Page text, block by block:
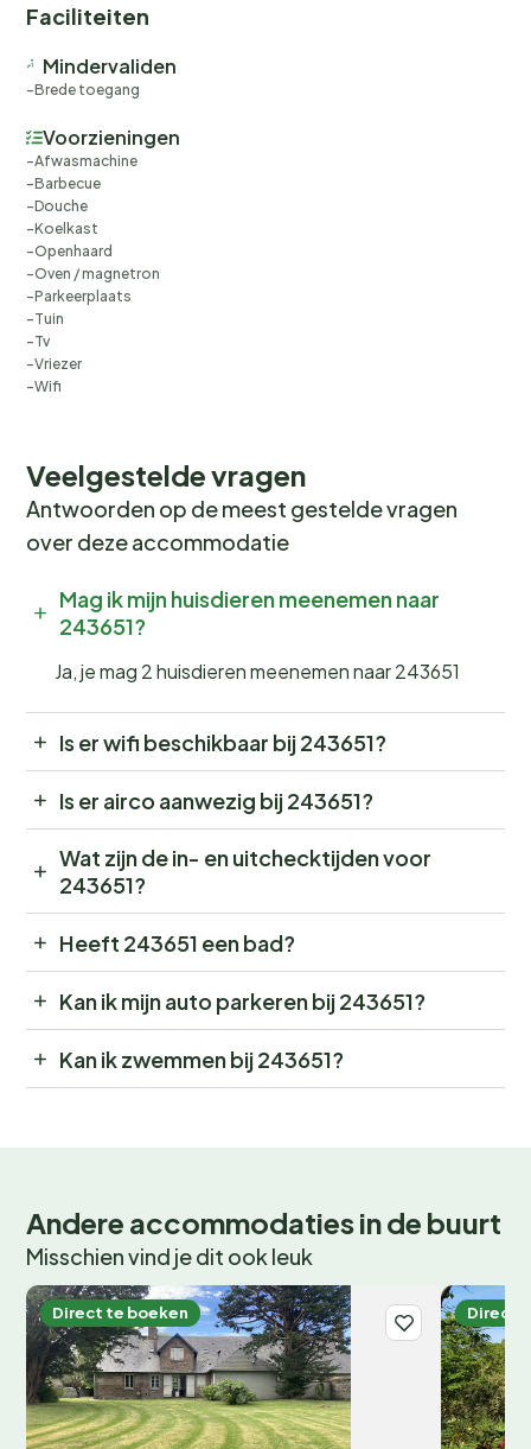
Faciliteiten
Mindervaliden
Brede toegang
Voorzieningen
Afwasmachine
Barbecue
Douche
Koelkast
Openhaard
Oven / magnetron
Parkeerplaats
Tuin
Tv
Vriezer
Wifi
Veelgestelde vragen
Antwoorden op de meest gestelde vragen
over deze accommodatie
Mag ik mijn huisdieren meenemen naar
243651?
Ja, je mag 2 huisdieren meenemen naar 243651
Is er wifi beschikbaar bij 243651?
Is er airco aanwezig bij 243651?
Wat zijn de in- en uitchecktijden voor
243651?
Heeft 243651 een bad?
Kan ik mijn auto parkeren bij 243651?
Kan ik zwemmen bij 243651?
Andere accommodaties in de buurt
Misschien vind je dit ook leuk
Direct te boeken Direct